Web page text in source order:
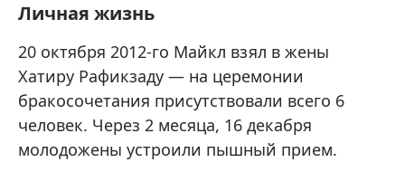
Личная жизнь
20 октября 2012-го Майкл взял в жены
Хатиру Рафикзаду — на церемонии
бракосочетания присутствовали всего 6
человек. Через 2 месяца, 16 декабря
молодожены устроили пышный прием.